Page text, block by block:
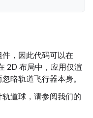
，因此代码可以在
2D 布局中，应用仅渲
略轨道飞行器本身。
道球，请参阅我们的